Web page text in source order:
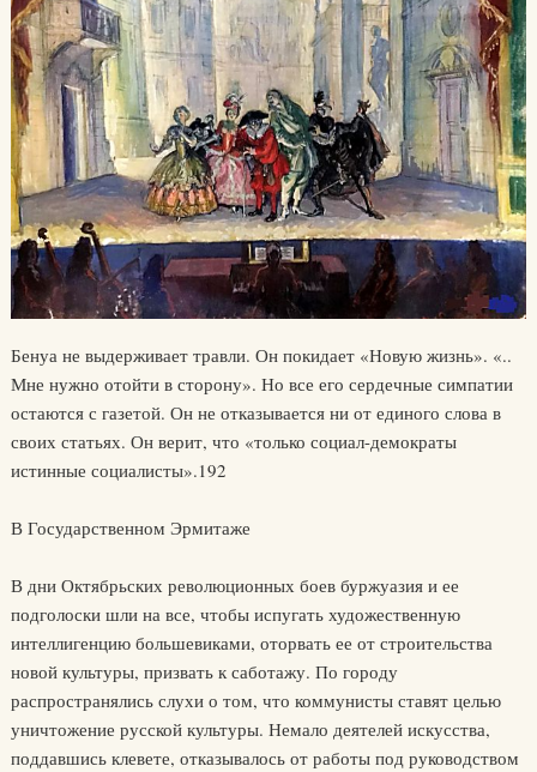
Бенуа не выдерживает травли. Он покидает «Новую жизнь». «..
Мне нужно отойти в сторону». Но все его сердечные симпатии
остаются с газетой. Он не отказывается ни от единого слова в
своих статьях. Он верит, что «только социал-демократы
истинные социалисты».192
В Государственном Эрмитаже
В дни Октябрьских революционных боев буржуазия и ее
подголоски шли на все, чтобы испугать художественную
интеллигенцию большевиками, оторвать ее от строительства
новой культуры, призвать к саботажу. По городу
распространялись слухи о том, что коммунисты ставят целью
уничтожение русской культуры. Немало деятелей искусства,
поддавшись клевете, отказывалось от работы под руководством